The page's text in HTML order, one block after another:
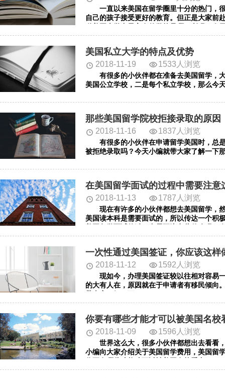
一直以来美国在留学圈里十分的热门，很
自己的孩子接受更好的教育。但正是大家前
美国私立大学的特点及优势
2018-11-19 1533人浏览
有很多的小伙伴都在准备去美国留学，大
美国公立学校，二是每个私立学校，那么今
那些美国留学院校拒接录取的原因
2018-11-16 1837人浏览
有很多的小伙伴在申请留学美国时，总是
被拒绝录取吗？今天小编就带大家了解一下
在美国留学面试的过程中需要注意
2018-11-13 1787人浏览
现在有许多的小伙伴都想去美国留学，然
美国读本科是需要面试的，所以传达一个积
一次性通过美国签证，你应该这样
2018-11-12 1592人浏览
现如今，办理美国签证较以往相对容易一
的大有人在，原因就在于申请者有移民倾向
你要有哪些才能才可以被美国名校
2018-11-09 1596人浏览
世界这么大，很多小伙伴都想出去看看，
小编向大家介绍关于美国留学费用，美国留